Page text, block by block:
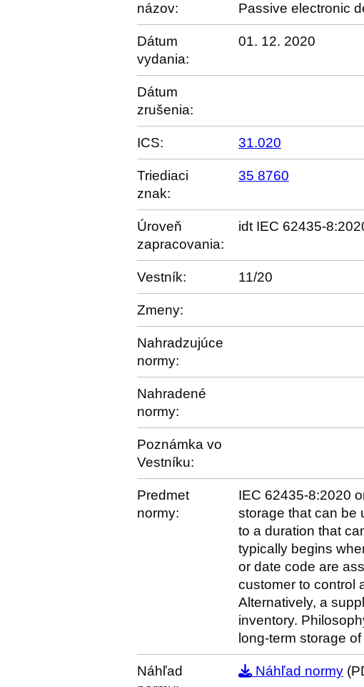
názov:
Passive electronic
Dátum
vydania:
01. 12. 2020
Dátum
zrušenia:
ICS: 31.020
Triediaci
znak:
35 8760
Úroveň
zapracovania:
idt IEC 62435-
Vestník: 11/20
Zmeny:
Nahradzujúce
normy:
Nahradené
normy:
Poznámka vo
Vestníku:
Predmet
normy:
IEC 62435-8:2020
storage that can be
to a duration that
typically begins
or date code are
customer to control
Alternatively, a
inventory.
long-term storage
Náhľad
Náhľad normy